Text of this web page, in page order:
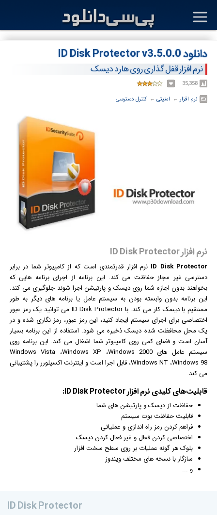
دانلود ID Disk Protector v3.5.0.0
نرم افزار قفل گذاری روی هارد دیسک
35,358
نرم افزار ← ‏ امنیتی ← ‏ کنترل دسترسی
نرم افزار ID Disk Protector
ID Disk Protector نرم افزار قدرتمندی است که از کامپیوتر شما در برابر
دسترسی غیر مجاز حفاظت می کند. این برنامه از اجرای برنامه هایی که
بخواهند بدون اجازه شما روی دیسک و پارتیشن اجرا شوند جلوگیری می کند.
این برنامه بدون وابسته بودن به سیستم عامل یا برنامه های دیگر به طور
مستقیم با دیسک کار می کند. با ID Disk Protector می توانید یک رمز عبور
اختصاصی برای اجرای سیستم ایجاد کنید، این رمز عبور، رمز نگاری شده و در
یک محل محافظت شده دیسک ذخیره می شود. استفاده از این برنامه بسیار
آسان است و فضای کمی روی کامپیوتر شما اشغال می کند. این برنامه روی
سیستم عامل های Windows Vista ،Windows XP ،Windows 2000
،Windows NT ،Windows 98 قابل اجرا است و
اینترنت اکسپلورر را پشتیبانی
می کند.
قابلیت‌های کلیدی نرم افزار
حفاظت از دیسک و پارتیشن های شما
قابلیت حفاظت بوت سیستم
فراهم کردن رمز راه اندازی و عملیاتی
اختصاصی کردن فعال و غیر فعال کردن دیسک
بلوک هر گونه عملیات بر روی سطح سخت افزار
سازگار با نسخه های مختلفویندوز
و ...
ID Disk Protector